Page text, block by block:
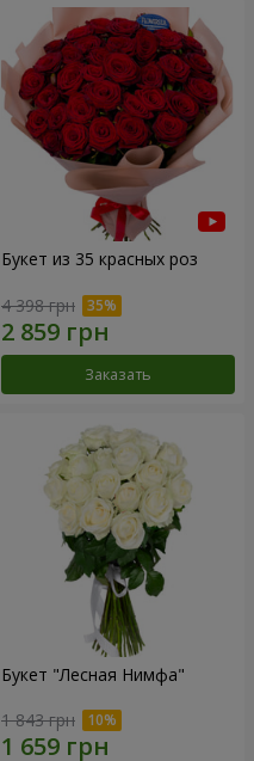
Букет из 35 красных роз
4 398 грн
Заказать
Букет "Лесная Нимфа"
1 843 грн